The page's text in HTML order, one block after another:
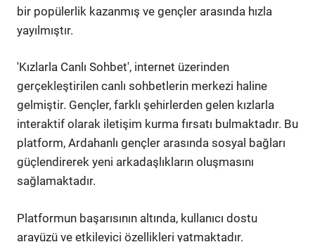
bir popülerlik kazanmış ve gençler arasında hızla
yayılmıştır.
'Kızlarla Canlı Sohbet', internet üzerinden
gerçekleştirilen canlı sohbetlerin merkezi haline
gelmiştir. Gençler, farklı şehirlerden gelen kızlarla
interaktif olarak iletişim kurma fırsatı bulmaktadır. Bu
platform, Ardahanlı gençler arasında sosyal bağları
güçlendirerek yeni arkadaşlıkların oluşmasını
sağlamaktadır.
Platformun başarısının altında, kullanıcı dostu
arayüzü ve etkileyici özellikleri yatmaktadır.